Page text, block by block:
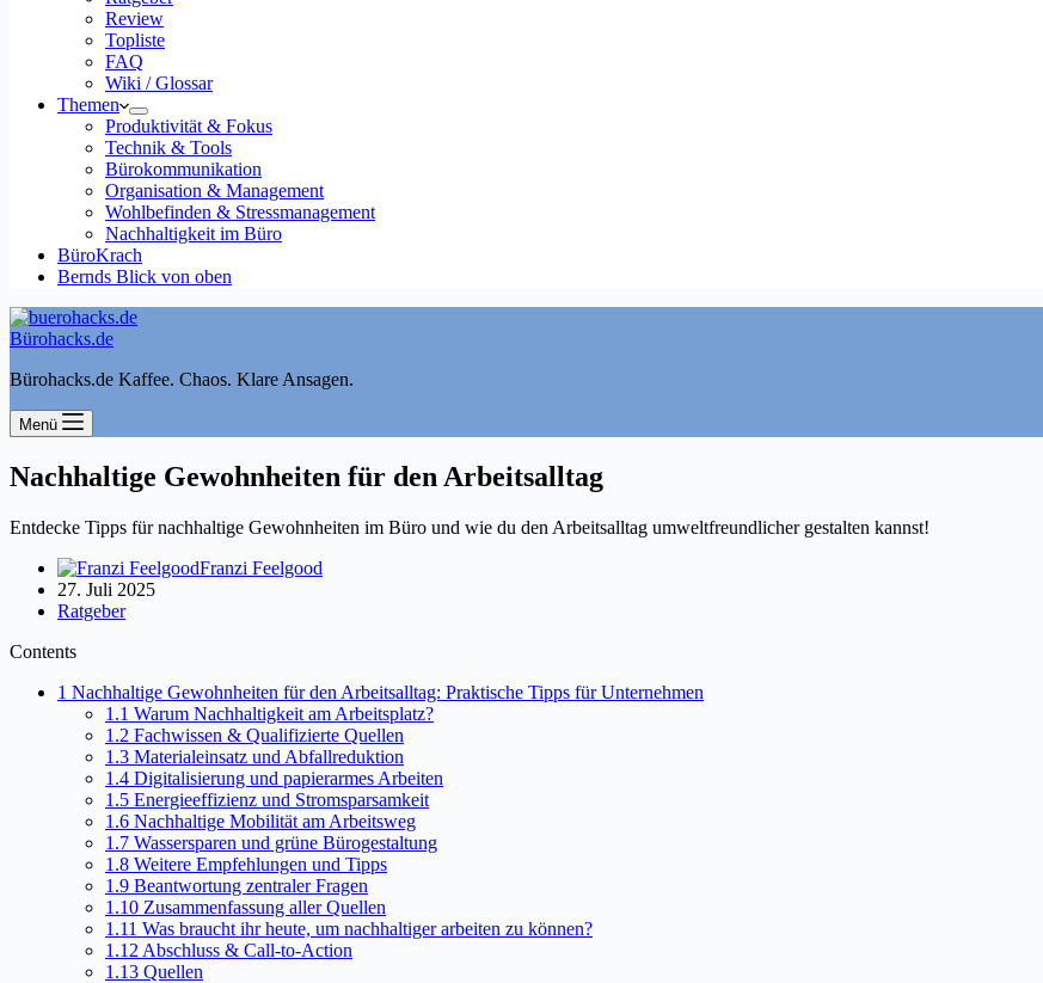
Review
Topliste
FAQ
Wiki / Glossar
Themen
Produktivität & Fokus
Technik & Tools
Bürokommunikation
Organisation & Management
Wohlbefinden & Stressmanagement
Nachhaltigkeit im Büro
BüroKrach
Bernds Blick von oben
Bürohacks.de
Bürohacks.de Kaffee. Chaos. Klare Ansagen.
Menü
Nachhaltige Gewohnheiten für den Arbeitsalltag
Entdecke Tipps für nachhaltige Gewohnheiten im Büro und wie du den Arbeitsalltag umweltfreundlicher gestalten kannst!
Franzi Feelgood
27. Juli 2025
Ratgeber
Contents
1 Nachhaltige Gewohnheiten für den Arbeitsalltag: Praktische Tipps für Unternehmen
1.1 Warum Nachhaltigkeit am Arbeitsplatz?
1.2 Fachwissen & Qualifizierte Quellen
1.3 Materialeinsatz und Abfallreduktion
1.4 Digitalisierung und papierarmes Arbeiten
1.5 Energieeffizienz und Stromsparsamkeit
1.6 Nachhaltige Mobilität am Arbeitsweg
1.7 Wassersparen und grüne Bürogestaltung
1.8 Weitere Empfehlungen und Tipps
1.9 Beantwortung zentraler Fragen
1.10 Zusammenfassung aller Quellen
1.11 Was braucht ihr heute, um nachhaltiger arbeiten zu können?
1.12 Abschluss & Call-to-Action
1.13 Quellen